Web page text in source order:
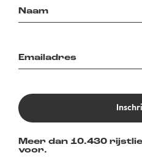
Meer dan 10.430
voor.